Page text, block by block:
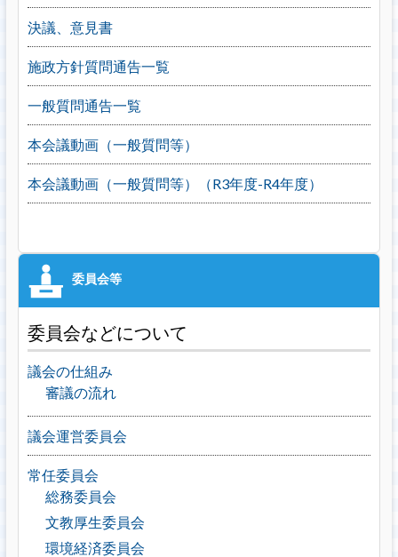
決議、意見書
施政方針質問通告一覧
一般質問通告一覧
本会議動画（一般質問等）
本会議動画（一般質問等）（R3年度-R4年度）
委員会などについて
議会の仕組み
審議の流れ
議会運営委員会
常任委員会
総務委員会
文教厚生委員会
環境経済委員会